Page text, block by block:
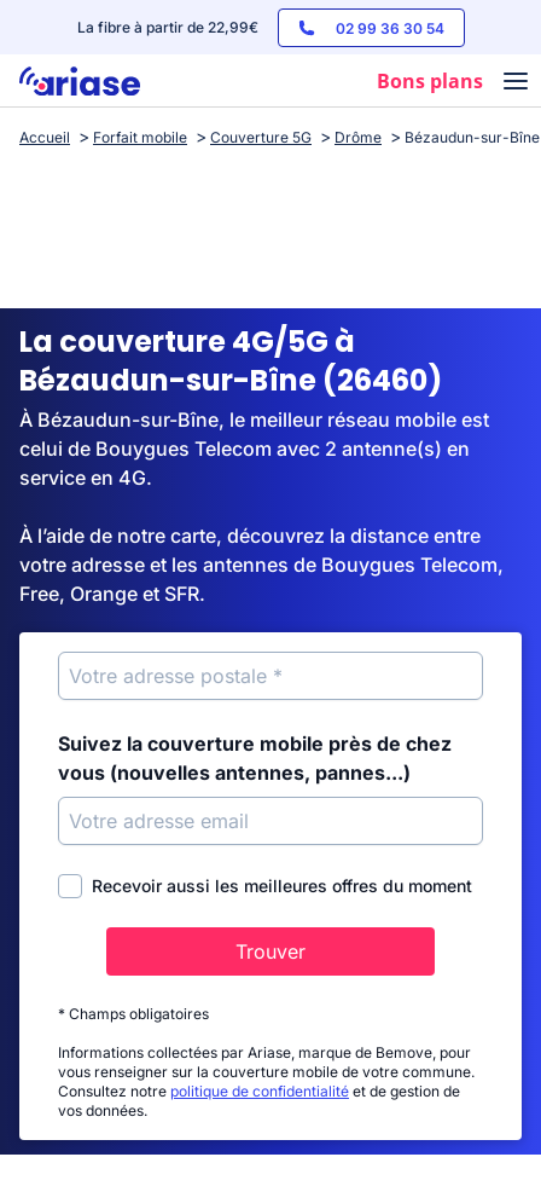
La fibre à partir de 22,99€ 02 99 36 30 54
Bons plans
Box internet
Streaming
Accueil Forfait mobile Couverture 5G Drôme Bézaudun-sur-Bîne
La couverture 4G/5G à
Bézaudun-sur-Bîne (26460)
À Bézaudun-sur-Bîne, le meilleur réseau mobile est
celui de Bouygues Telecom avec 2 antenne(s) en
service en 4G.
À l’aide de notre carte, découvrez la distance entre
votre adresse et les antennes de Bouygues Telecom,
Free, Orange et SFR.
Suivez la couverture mobile près de chez
vous (nouvelles antennes, pannes...)
Recevoir aussi les meilleures offres du moment
Trouver
* Champs obligatoires
Informations collectées par Ariase, marque de Bemove, pour
vous renseigner sur la couverture mobile de votre commune.
Consultez notre politique de confidentialité et de gestion de
vos données.